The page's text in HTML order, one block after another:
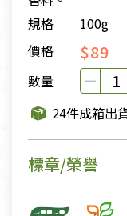
規格
100g
價格
$89
數量
24件成箱出
標章/榮譽